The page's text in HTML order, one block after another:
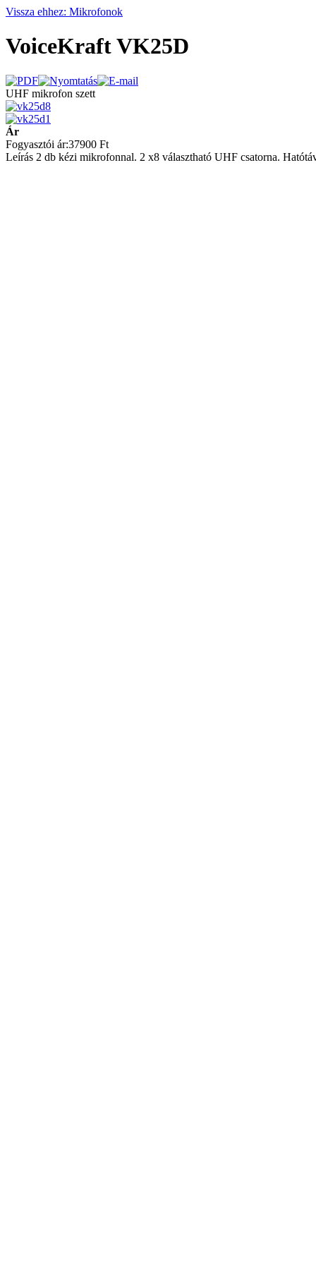
Vissza ehhez: Mikrofonok
VoiceKraft VK25D
UHF mikrofon szett
Ár
Fogyasztói ár:37900 Ft
Leírás 2 db kézi mikrofonnal. 2 x8 választható UHF csatorna.